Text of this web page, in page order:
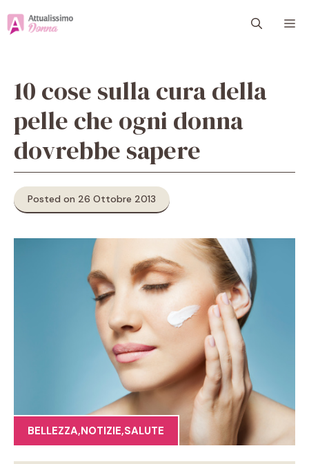
10 cose sulla cura della
pelle che ogni donna
dovrebbe sapere
Posted on 26 Ottobre 2013
BELLEZZA,NOTIZIE,SALUTE